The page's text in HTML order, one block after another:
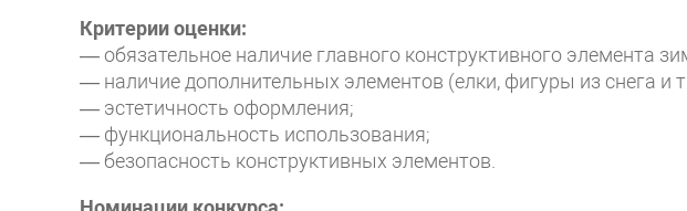
Критерии оценки:
— обязательное наличие главного конструктивного элемента
— наличие дополнительных элементов (елки, фигуры из снега и
— эстетичность оформления;
— функциональность использования;
— безопасность конструктивных элементов.